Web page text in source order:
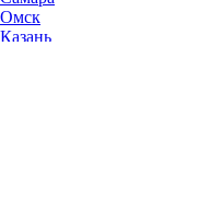
Омск
Казань